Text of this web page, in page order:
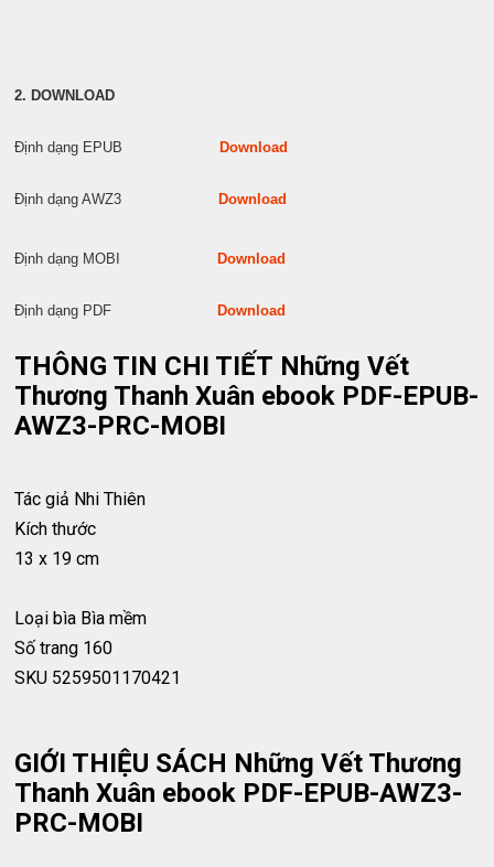
2. DOWNLOAD
Định dạng EPUB Download
Định dạng AWZ3 Download
Định dạng MOBI Download
Định dạng PDF Download
THÔNG TIN CHI TIẾT Những Vết
Thương Thanh Xuân ebook PDF-EPUB-
AWZ3-PRC-MOBI
Tác giả Nhi Thiên
Kích thước
13 x 19 cm
Loại bìa Bìa mềm
Số trang 160
SKU 5259501170421
GIỚI THIỆU SÁCH Những Vết Thương
Thanh Xuân ebook PDF-EPUB-AWZ3-
PRC-MOBI